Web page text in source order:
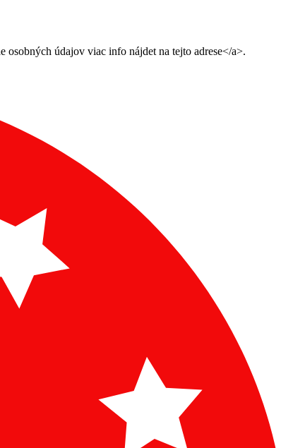
údajov viac info nájdet na tejto adrese</a>.